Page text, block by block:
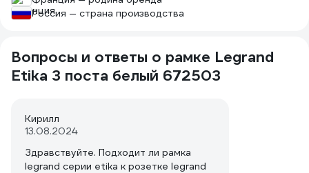
Россия — страна производства
Вопросы и ответы о рамке Legrand
Etika 3 поста белый 672503
Кирилл
13.08.2024
Здравствуйте. Подходит ли рамка
legrand серии etika к розетке legrand